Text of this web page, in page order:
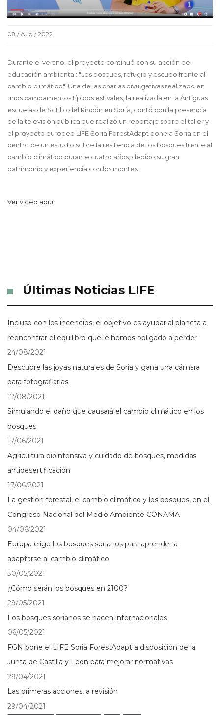
08 / Aug / 2022
Durante el verano, el proyecto continuó con su acción de
educación ambiental: "Los bosques, refugio y escudo frente al
cambio climático". Una de las charlas divulgativas realizado en
unos campamentos típicos estivales, la realizada en la Antiguas
escuelas de Sotillo del Rincón en Soria, contó con la presencia
de la televisión pública que realizó un reportaje sobre el taller y
el proyecto europeo LIFE Soria ForestAdapt pone a Soria en el
centro de un estudio sobre la resiliencia de los bosques frente al
cambio climático durante cuatro años, debido su gran
patrimonio y experiencia con los montes.
Ver video aquí.
Últimas Noticias LIFE
Incluso con los incendios, el objetivo es ayudar al planeta a
reencontrar el equilibro que le hemos obligado a perder
24/08/2021
Descubre las joyas naturales de Soria y gana una cámara
para fotografiarlas
12/08/2021
Simulando el daño que causará el cambio climático en los
bosques
17/06/2021
Agricultura biointensiva y cuidado de bosques, medidas
antidesertificación
17/06/2021
La gestión forestal, el cambio climático y los bosques, en el
Congreso Nacional del Medio Ambiente CONAMA
04/06/2021
Europa elige los bosques sorianos para aprender a
adaptarse al cambio climático
30/05/2021
¿Cómo serán los bosques en 2100?
29/05/2021
Los bosques sorianos se hacen internacionales
06/05/2021
FGN pone el LIFE Soria ForestAdapt a disposición de la
Junta de Castilla y León para mejorar normativas
29/04/2021
Las primeras acciones, a revisión
29/04/2021